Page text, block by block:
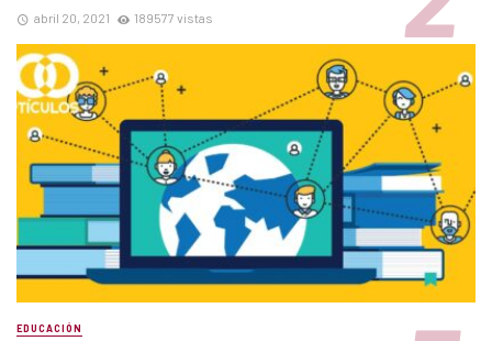
abril 20, 2021 189577 vistas
EDUCACIÓN